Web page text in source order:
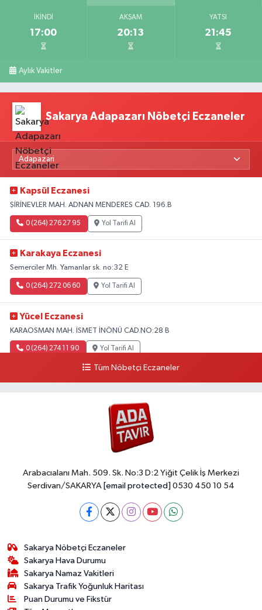
İKINDI
17:00
AKŞAM
20:13
YATSI
21:45
Aylık Vakitler
Sakarya Adapazarı Nöbetçi Eczaneler
Kapsül Eczanesi
ŞİRİNEVLER MAH. ADNAN MENDERES CAD. 196.B
0 (264) 276 27 95 Yol Tarifi Al
Karakaya Eczanesi
Semerciler Mh. Yamanlar sk. no:32 E
0 (264) 272 06 60 Yol Tarifi Al
Yücel Eczanesi
KARAOSMAN MAH. İSMET İNÖNÜ CAD.NO:28 B
0 (264) 274 11 90 Yol Tarifi Al
Tüm Nöbetçi Eczaneler
Arabacıalanı Mah. 509. Sk. No:3 D:2 Yiğit Çelik İş Merkezi
Serdivan/SAKARYA [email protected] 0530 450 10 54
Sakarya Nöbetçi Eczaneler
Sakarya Hava Durumu
Sakarya Namaz Vakitleri
Sakarya Trafik Yoğunluk Haritası
Puan Durumu ve Fikstür